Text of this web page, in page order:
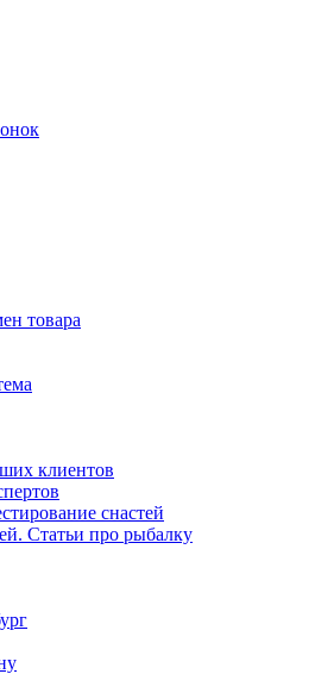
товара
клиентов
снастей
Статьи про рыбалку